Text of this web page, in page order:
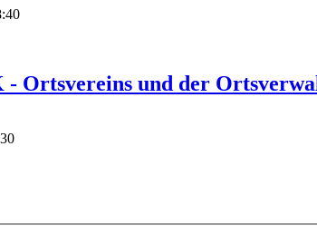
- Ortsvereins und der